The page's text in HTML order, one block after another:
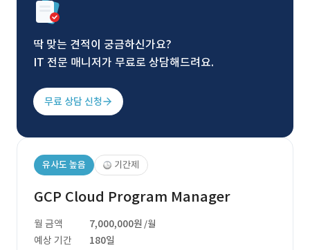
딱 맞는 견적이 궁금하신가요?
IT 전문 매니저가 무료로 상담해드려요.
무료 상담 신청
유사도 높음 기간제
GCP Cloud Program Manager
월 금액 7,000,000원 /월
예상 기간
180일